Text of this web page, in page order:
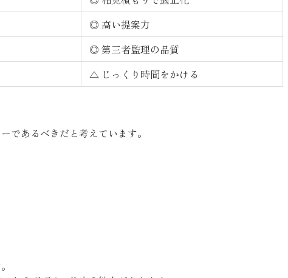
◎ 高い提案力
◎ 第三者監理の品質
△ じっくり時間をかける
であるべきだと考えています。